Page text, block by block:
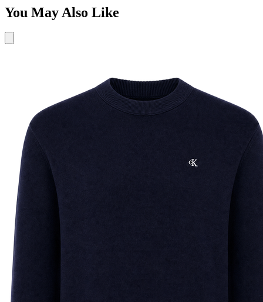
You May Also Like